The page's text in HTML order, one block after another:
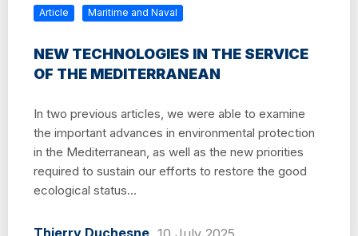
Article Maritime and Naval
NEW TECHNOLOGIES IN THE SERVICE
OF THE MEDITERRANEAN
In two previous articles, we were able to examine
the important advances in environmental protection
in the Mediterranean, as well as the new priorities
required to sustain our efforts to restore the good
ecological status...